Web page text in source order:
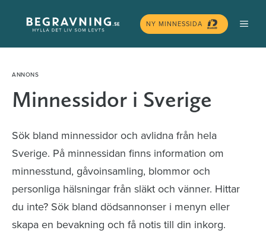
innehåll
NY MINNESSIDA
Minnessidor i Sverige
Sök bland minnessidor och avlidna från hela
Sverige. På minnessidan finns information om
minnesstund, gåvoinsamling, blommor och
personliga hälsningar från släkt och vänner. Hittar
du inte? Sök bland dödsannonser i menyn eller
skapa en bevakning och få notis till din inkorg.